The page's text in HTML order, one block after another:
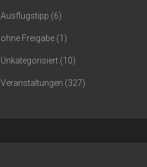
Ausflugstipp (6)
ohne Freigabe (1)
Unkategorisiert (10)
Veranstaltungen (327)